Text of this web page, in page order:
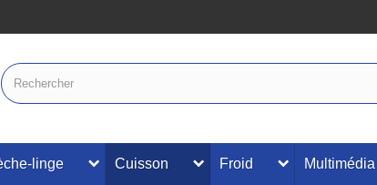
linge Cuisson Froid Multimédia